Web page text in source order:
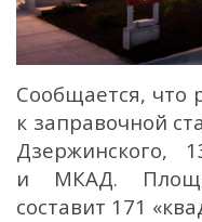
Сообщается, что
к заправочной
Дзержинского,
и МКАД.
составит 171